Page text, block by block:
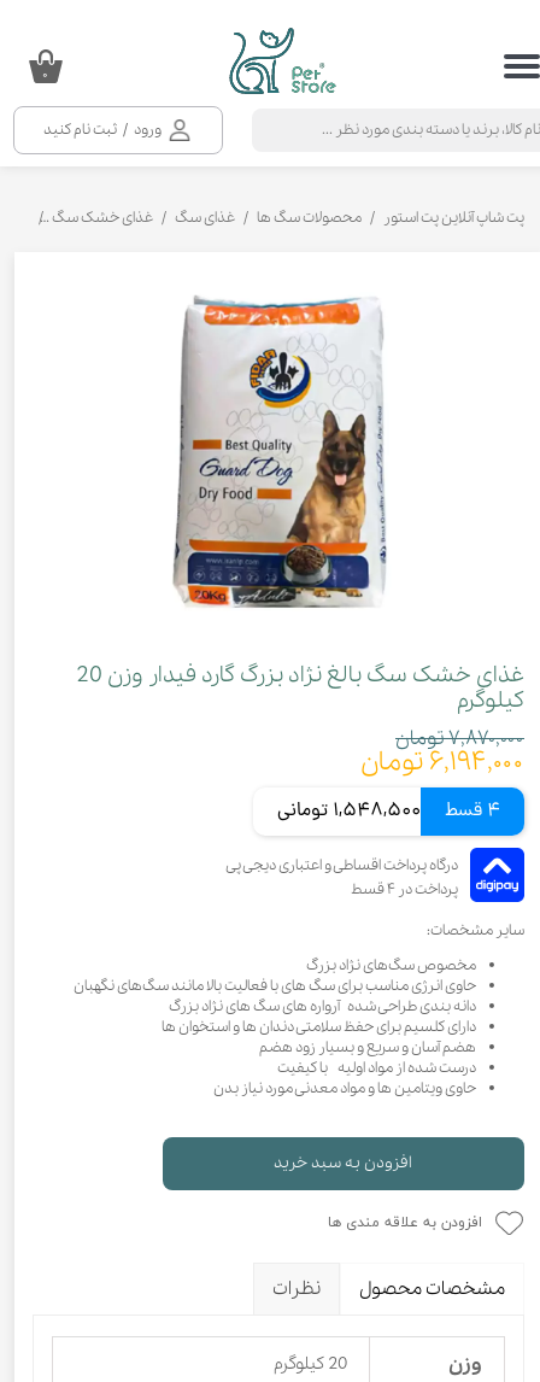
ورود / ثبت نام کنید
حساب کاربری من
خروج از حساب کاربری
۰
پت شاپ آنلاین پت استور محصولات سگ ها غذای سگ غذای خشک سگ
غذای خشک سگ بالغ نژاد بزرگ گارد فیدار وزن 20
کیلوگرم
۷,۸۷۰,۰۰۰ تومان
۶,۱۹۴,۰۰۰ تومان
4 قسط 1,548,500 تومانی
سایر مشخصات:
مخصوص سگ‌های نژاد بزرگ
حاوی انرژی مناسب برای سگ های با فعالیت بالا مانند سگ‌های نگهبان
دانه بندی طراحی شده آرواره های سگ های نژاد بزرگ
دارای کلسیم برای حفظ سلامتی دندان ها و استخوان ها
هضم آسان و سریع و بسیار زود هضم
درست شده از مواد اولیه با کیفیت
حاوی ویتامین ها و مواد معدنی مورد نیاز بدن
افزودن به سبد خرید
افزودن به علاقه مندی ها
مشخصات محصول نظرات
وزن 20 کیلوگرم